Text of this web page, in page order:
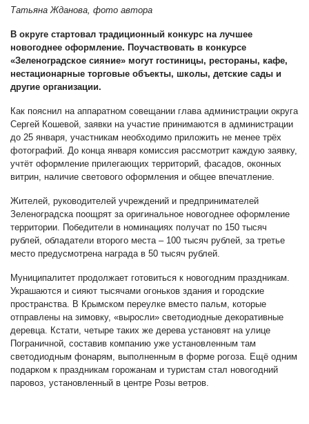
Татьяна Жданова, фото автора
В округе стартовал традиционный конкурс на лучшее
новогоднее оформление. Поучаствовать в конкурсе
«Зеленоградское сияние» могут гостиницы, рестораны, кафе,
нестационарные торговые объекты, школы, детские сады и
другие организации.
Как пояснил на аппаратном совещании глава администрации округа
Сергей Кошевой, заявки на участие принимаются в администрации
до 25 января, участникам необходимо приложить не менее трёх
фотографий. До конца января комиссия рассмотрит каждую заявку,
учтёт оформление прилегающих территорий, фасадов, оконных
витрин, наличие светового оформления и общее впечатление.
Жителей, руководителей учреждений и предпринимателей
Зеленоградска поощрят за оригинальное новогоднее оформление
территории. Победители в номинациях получат по 150 тысяч
рублей, обладатели второго места – 100 тысяч рублей, за третье
место предусмотрена награда в 50 тысяч рублей.
Муниципалитет продолжает готовиться к новогодним праздникам.
Украшаются и сияют тысячами огоньков здания и городские
пространства. В Крымском переулке вместо пальм, которые
отправлены на зимовку, «выросли» светодиодные декоративные
деревца. Кстати, четыре таких же дерева установят на улице
Пограничной, составив компанию уже установленным там
светодиодным фонарям, выполненным в форме рогоза. Ещё одним
подарком к праздникам горожанам и туристам стал новогодний
паровоз, установленный в центре Розы ветров.